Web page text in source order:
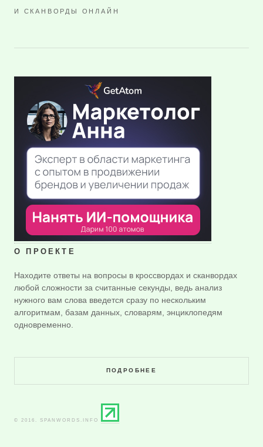
И СКАНВОРДЫ ОНЛАЙН
О ПРОЕКТЕ
Находите ответы на вопросы в кроссвордах и сканвордах
любой сложности за считанные секунды, ведь анализ
нужного вам слова введется сразу по нескольким
алгоритмам, базам данных, словарям, энциклопедям
одновременно.
ПОДРОБНЕЕ
© 2016. SPANWORDS.INFO